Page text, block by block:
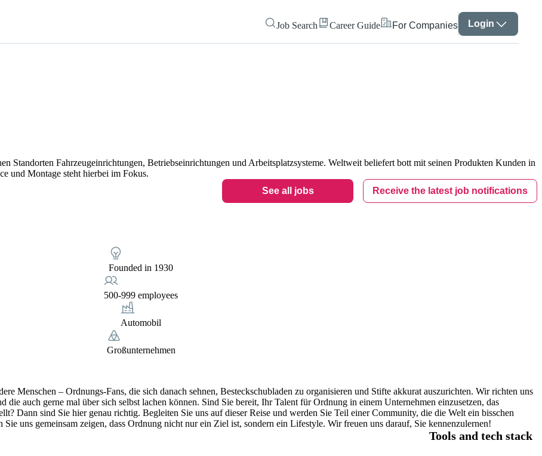
Job Search Career Guide For Companies Login
Standorten Fahrzeugeinrichtungen, Betriebseinrichtungen und Arbeitsplatzsysteme. Weltweit beliefert bott mit seinen Produkten Kunden in
und Montage steht hierbei im Fokus.
See all jobs
Receive the latest job notifications
Founded in 1930
500-999 employees
Automobil
Großunternehmen
Menschen – Ordnungs-Fans, die sich danach sehnen, Besteckschubladen zu organisieren und Stifte akkurat auszurichten. Wir richten uns
auch gerne mal über sich selbst lachen können. Sind Sie bereit, Ihr Talent für Ordnung in einem Unternehmen einzusetzen, das
Dann sind Sie hier genau richtig. Begleiten Sie uns auf dieser Reise und werden Sie Teil einer Community, die die Welt ein bisschen
uns gemeinsam zeigen, dass Ordnung nicht nur ein Ziel ist, sondern ein Lifestyle. Wir freuen uns darauf, Sie kennenzulernen!
Tools and tech stack